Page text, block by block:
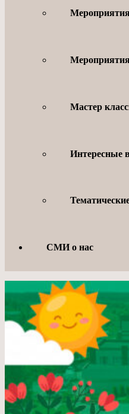
Мастер
Интересные
СМИ о нас